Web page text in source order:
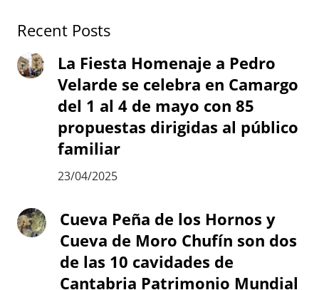
Recent Posts
La Fiesta Homenaje a Pedro
Velarde se celebra en Camargo
del 1 al 4 de mayo con 85
propuestas dirigidas al público
familiar
23/04/2025
Cueva Peña de los Hornos y
Cueva de Moro Chufín son dos
de las 10 cavidades de
Cantabria Patrimonio Mundial